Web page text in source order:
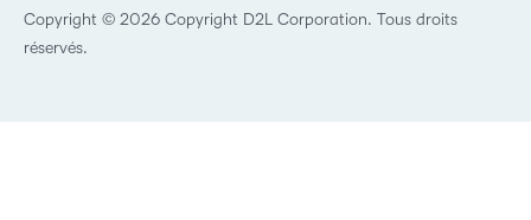
Copyright © 2026 Copyright D2L Corporation. Tous droits
réservés.